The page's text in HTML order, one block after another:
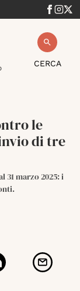
CERCA
le
di tre
31 marzo 2025: i